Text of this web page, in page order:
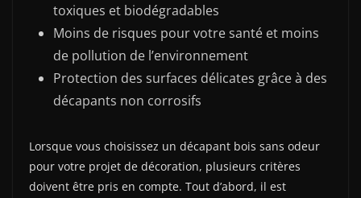
toxiques et biodégradables
Moins de risques pour votre santé et moins
de pollution de l’environnement
Protection des surfaces délicates grâce à des
décapants non corrosifs
Lorsque vous choisissez un décapant bois sans odeur
pour votre projet de décoration, plusieurs critères
doivent être pris en compte. Tout d’abord, il est